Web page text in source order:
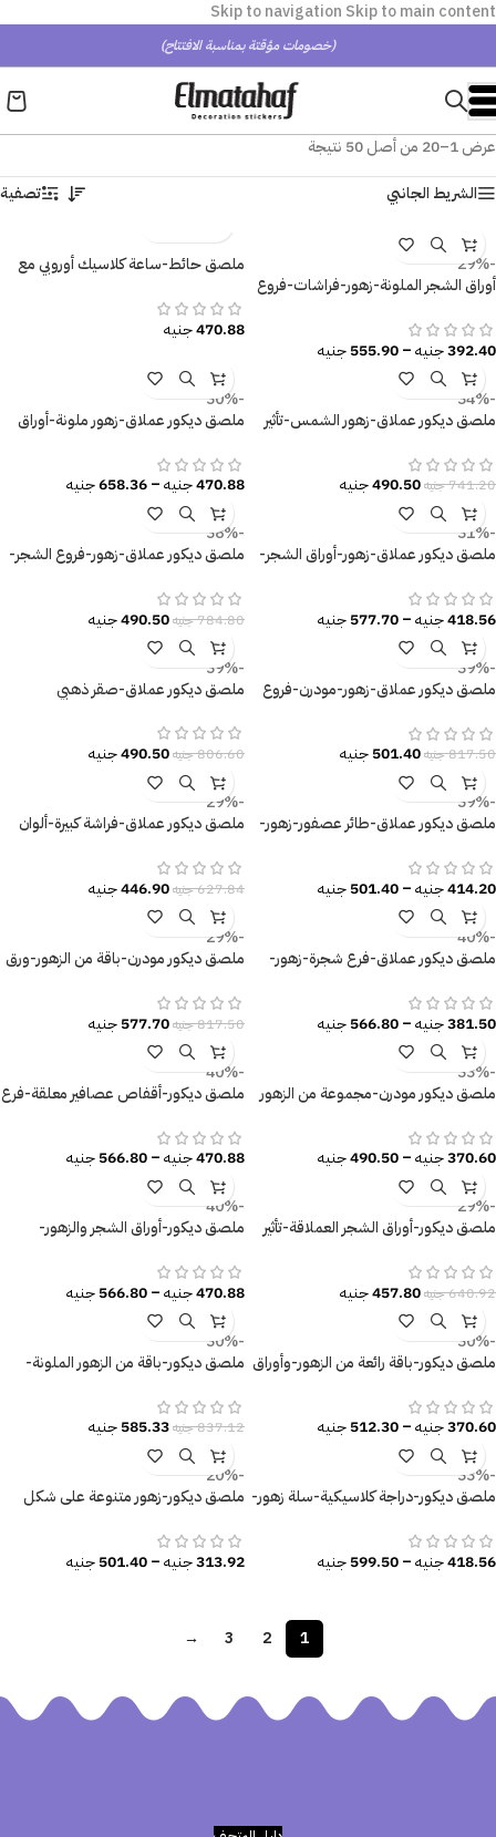
Skip to navigation Skip to main content
(خصومات مؤقتة بمناسبة الافتتاح)
عرض 1–20 من أصل 50 نتيجة
الشريط الجانبي
تصفية
-29%
أوراق الشجر الملونة-زهور-فراشات-فروع
392.40جنيه–
555.90جنيه
ملصق حائط-ساعة كلاسيك أوروبي مع
470.88جنيه
-34%
ملصق ديكور عملاق-زهور الشمس-تأثير
741.20جنيه490.50جنيه
-30%
ملصق ديكور عملاق-زهور ملونة-أوراق
470.88جنيه–
658.36جنيه
-31%
ملصق ديكور عملاق-زهور-أوراق الشجر-
418.56جنيه–
577.70جنيه
-38%
ملصق ديكور عملاق-زهور-فروع الشجر-
784.80جنيه490.50جنيه
-39%
ملصق ديكور عملاق-زهور-مودرن-فروع
817.50جنيه501.40جنيه
-39%
ملصق ديكور عملاق-صقر ذهبي
806.60جنيه490.50جنيه
-39%
ملصق ديكور عملاق-طائر عصفور-زهور-
414.20جنيه–
501.40جنيه
-29%
ملصق ديكور عملاق-فراشة كبيرة-ألوان
627.84جنيه446.90جنيه
-40%
ملصق ديكور عملاق-فرع شجرة-زهور-
381.50جنيه–
566.80جنيه
-29%
ملصق ديكور مودرن-باقة من الزهور-ورق
817.50جنيه577.70جنيه
-33%
ملصق ديكور مودرن-مجموعة من الزهور
370.60جنيه–
490.50جنيه
-40%
ملصق ديكور-أقفاص عصافير معلقة-فرع
470.88جنيه–
566.80جنيه
-29%
ملصق ديكور-أوراق الشجر العملاقة-تأثير
640.92جنيه457.80جنيه
-40%
ملصق ديكور-أوراق الشجر والزهور-
470.88جنيه–
566.80جنيه
-30%
ملصق ديكور-باقة رائعة من الزهور-وأوراق
370.60جنيه–
512.30جنيه
-30%
ملصق ديكور-باقة من الزهور الملونة-
837.12جنيه585.33جنيه
-33%
ملصق ديكور-دراجة كلاسيكية-سلة زهور-
418.56جنيه–
599.50جنيه
-20%
ملصق ديكور-زهور متنوعة على شكل
313.92جنيه–
501.40جنيه
1
2
3
→